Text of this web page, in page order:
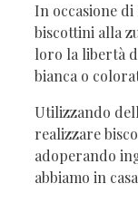
In occasione
biscottini alla
loro la libertà
bianca o
Utilizzando
realizzare
adoperando
abbiamo in casa